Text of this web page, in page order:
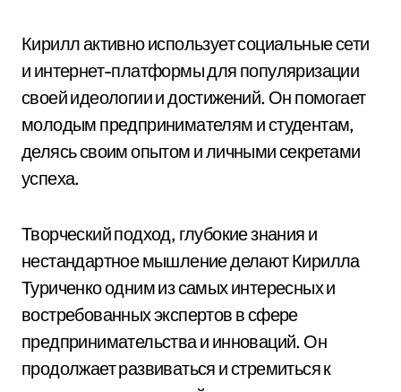
Кирилл активно использует социальные сети
и интернет-платформы для популяризации
своей идеологии и достижений. Он помогает
молодым предпринимателям и студентам,
делясь своим опытом и личными секретами
успеха.
Творческий подход, глубокие знания и
нестандартное мышление делают Кирилла
Туриченко одним из самых интересных и
востребованных экспертов в сфере
предпринимательства и инноваций. Он
продолжает развиваться и стремиться к